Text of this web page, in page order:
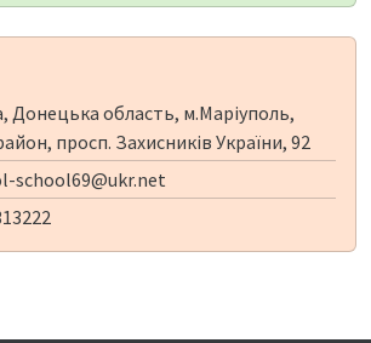
Донецька область, м.Маріуполь,
просп. Захисників України, 92
school69@ukr.net